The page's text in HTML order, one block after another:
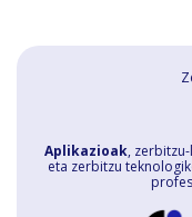
Aplikazioak,
eta zerbitzu